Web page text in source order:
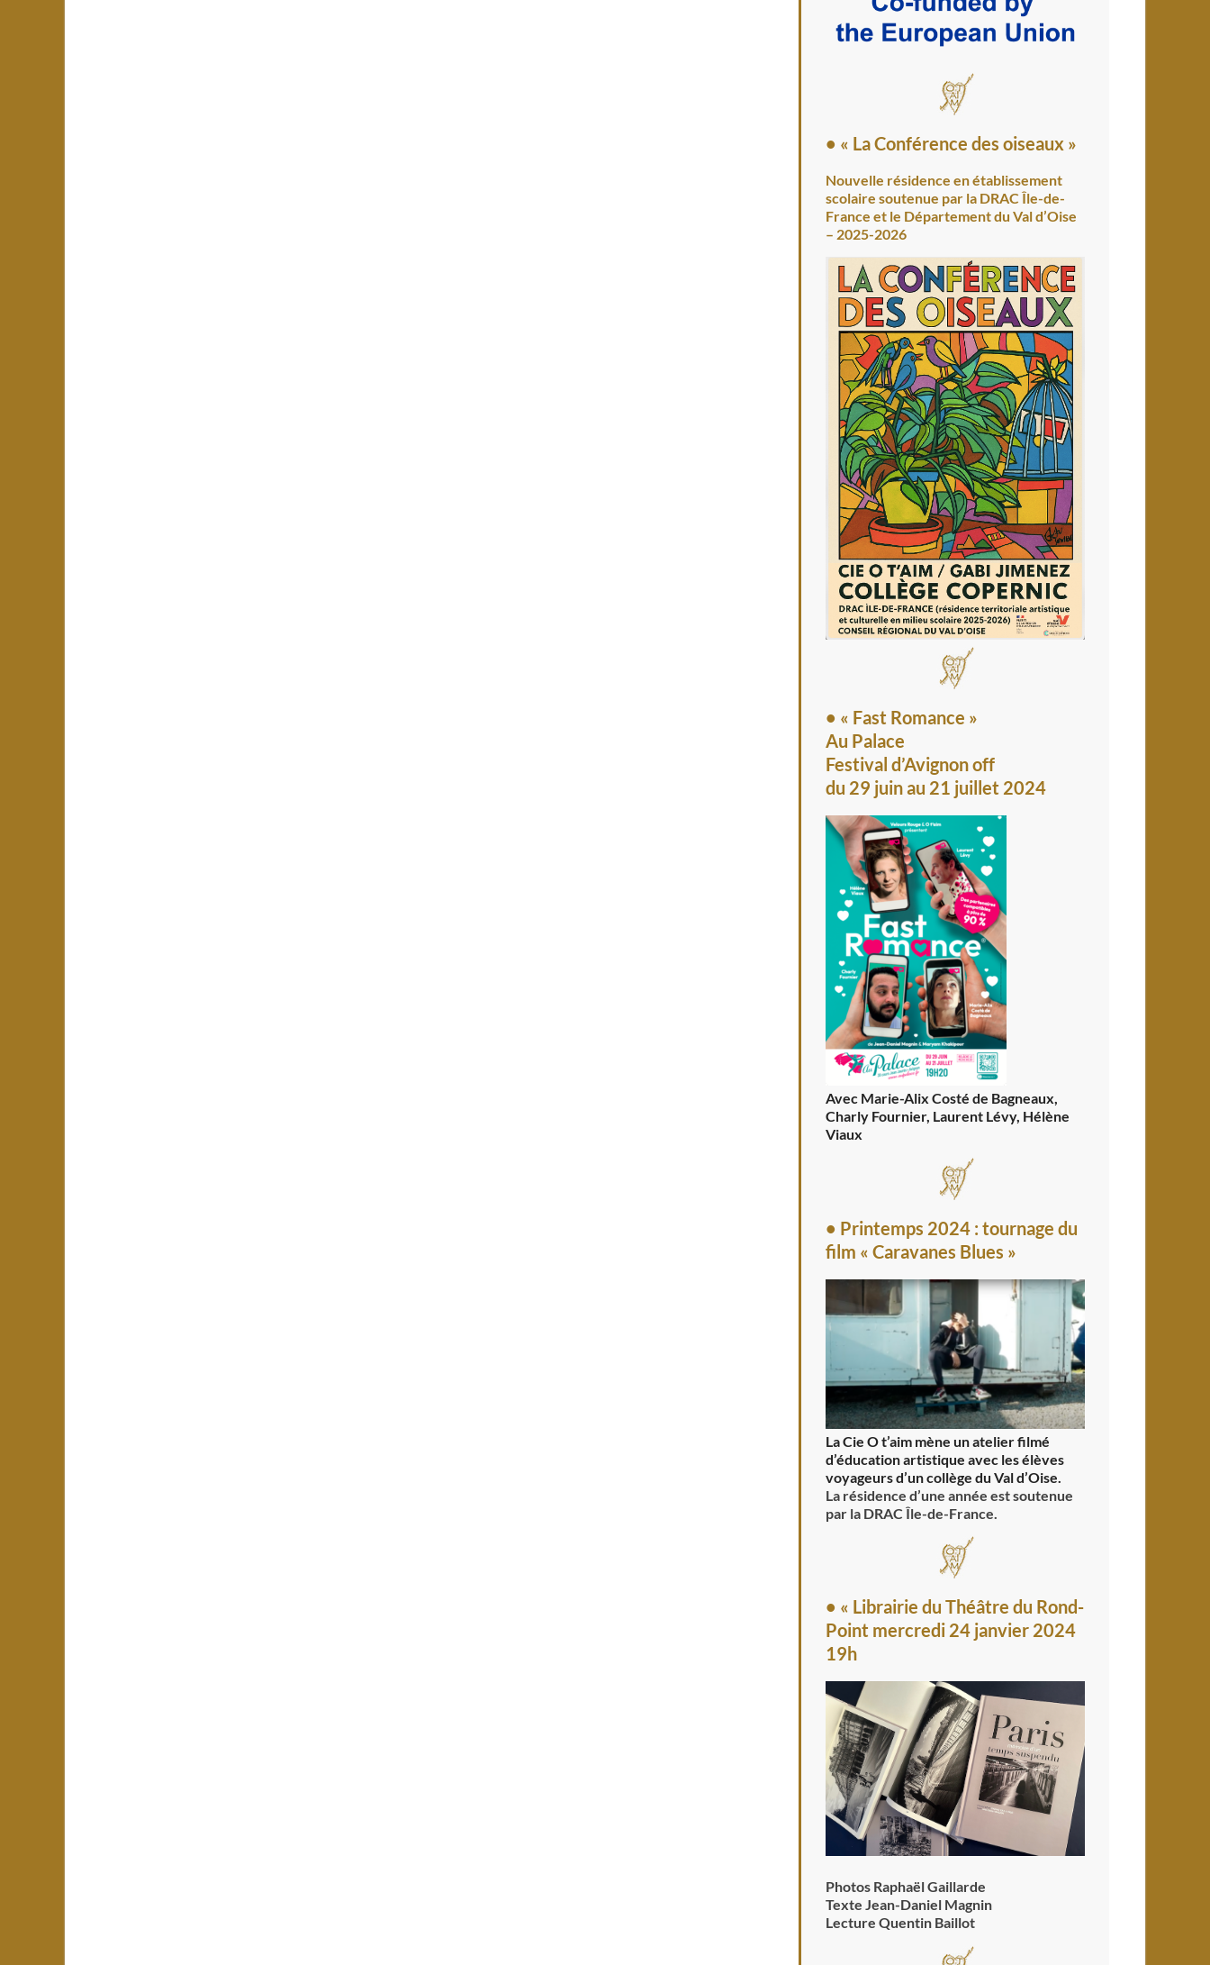
• « La Conférence des oiseaux »
Nouvelle résidence en établissement
scolaire soutenue par la DRAC Île-de-
France et le Département du Val d’Oise
– 2025-2026
• « Fast Romance »
Au Palace
Festival d’Avignon off
du 29 juin au 21 juillet 2024
Avec Marie-Alix Costé de Bagneaux,
Charly Fournier, Laurent Lévy, Hélène
Viaux
• Printemps 2024 : tournage du
film « Caravanes Blues »
La Cie O t’aim mène un atelier filmé
d’éducation artistique avec les élèves
voyageurs d’un collège du Val d’Oise.
La résidence d’une année est soutenue
par la DRAC Île-de-France.
• « Librairie du Théâtre du Rond-
Point mercredi 24 janvier 2024
19h
Photos Raphaël Gaillarde
Texte Jean-Daniel Magnin
Lecture Quentin Baillot